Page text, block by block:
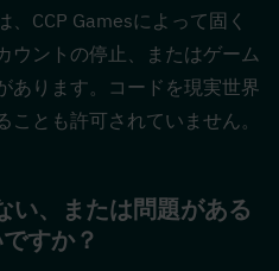
CCP Gamesによって固く
ウントの停止、またはゲーム
あります。コードを現実世界
とも許可されていません。
い、または問題がある
すか？